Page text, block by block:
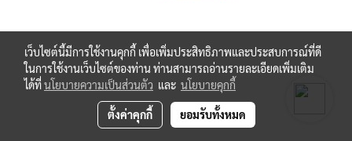
เว็บไซต์นี้มีการใช้งานคุกกี้ เพื่อเพิ่มประสิทธิภาพและประสบการณ์ที่ดี
ในการใช้งานเว็บไซต์ของท่าน ท่านสามารถอ่านรายละเอียดเพิ่มเติม
ได้ที่นโยบายความเป็นส่วนตัว และ นโยบายคุกกี้
ตั้งค่าคุกกี้ ยอมรับทั้งหมด